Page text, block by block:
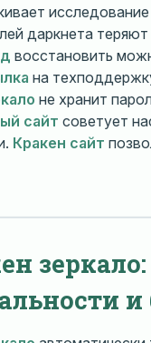
даркнета
восстановить
на
не хранит
сайт советует
Кракен сайт